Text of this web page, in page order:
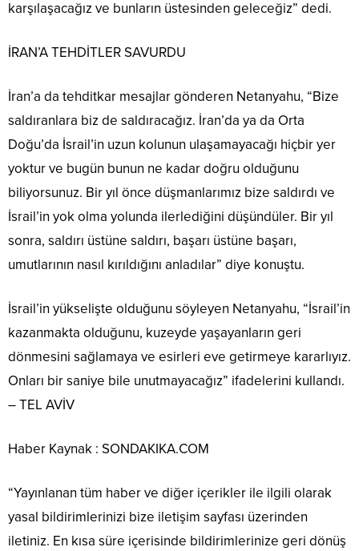
karşılaşacağız ve bunların üstesinden geleceğiz” dedi.
İRAN’A TEHDİTLER SAVURDU
İran’a da tehditkar mesajlar gönderen Netanyahu, “Bize
saldıranlara biz de saldıracağız. İran’da ya da Orta
Doğu’da İsrail’in uzun kolunun ulaşamayacağı hiçbir yer
yoktur ve bugün bunun ne kadar doğru olduğunu
biliyorsunuz. Bir yıl önce düşmanlarımız bize saldırdı ve
İsrail’in yok olma yolunda ilerlediğini düşündüler. Bir yıl
sonra, saldırı üstüne saldırı, başarı üstüne başarı,
umutlarının nasıl kırıldığını anladılar” diye konuştu.
İsrail’in yükselişte olduğunu söyleyen Netanyahu, “İsrail’in
kazanmakta olduğunu, kuzeyde yaşayanların geri
dönmesini sağlamaya ve esirleri eve getirmeye kararlıyız.
Onları bir saniye bile unutmayacağız” ifadelerini kullandı.
– TEL AVİV
Haber Kaynak : SONDAKIKA.COM
“Yayınlanan tüm haber ve diğer içerikler ile ilgili olarak
yasal bildirimlerinizi bize iletişim sayfası üzerinden
iletiniz. En kısa süre içerisinde bildirimlerinize geri dönüş